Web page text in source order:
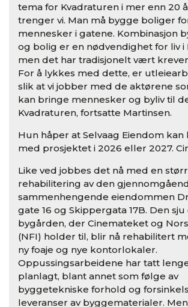
tema for Kvadraturen i mer enn 20
trenger vi. Man må bygge boliger
mennesker i gatene. Kombinasjon
og bolig er en nødvendighet for liv i
men det har tradisjonelt vært
For å lykkes med dette, er
slik at vi jobber med de aktørene
kan bringe mennesker og byliv til
Kvadraturen, fortsatte Martinsen.
Hun håper at Selvaag Eiendom
med prosjektet i 2026 eller 2027.
Like ved jobbes det nå med en
rehabilitering av den
sammenhengende eiendommen
gate 16 og Skippergata 17B. Den
bygården, der Cinemateket og
(NFI) holder til, blir nå rehabilitert
ny foaje og nye kontorlokaler.
Oppussingsarbeidene har tatt
planlagt, blant annet som følge av
byggetekniske forhold og
leveranser av byggematerialer. Men